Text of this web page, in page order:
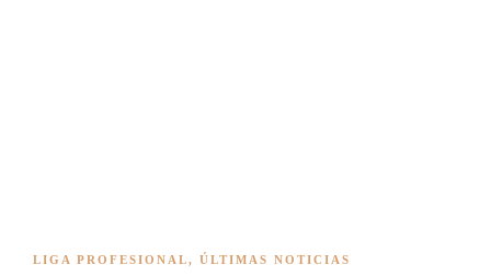
LIGA PROFESIONAL, ÚLTIMAS NOTICIAS